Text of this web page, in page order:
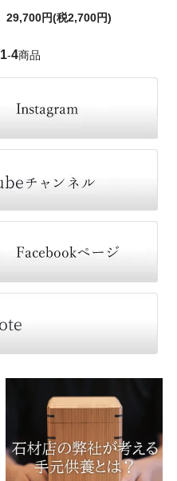
29,700円(税2,700円)
1-4商品